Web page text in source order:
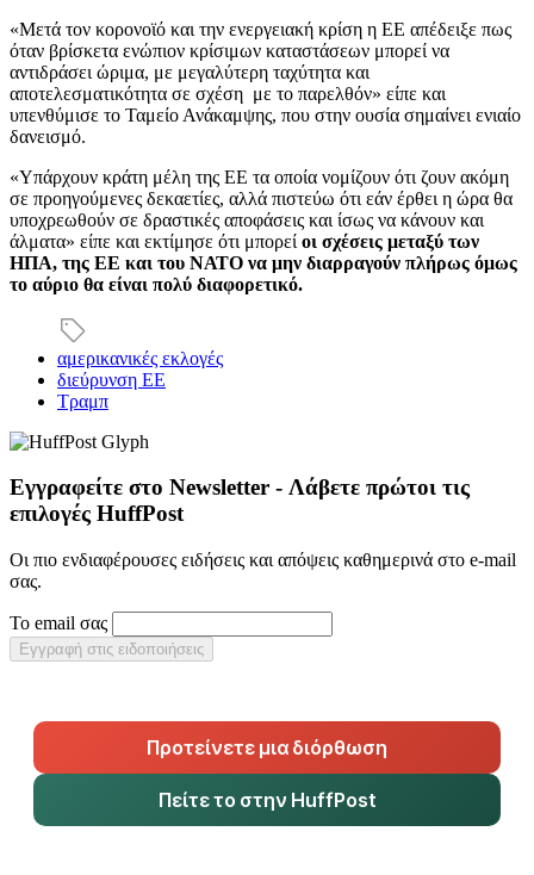
«Μετά τον κορονοϊό και την ενεργειακή κρίση η ΕΕ απέδειξε πως
όταν βρίσκετα ενώπιον κρίσιμων καταστάσεων μπορεί να
αντιδράσει ώριμα, με μεγαλύτερη ταχύτητα και
αποτελεσματικότητα σε σχέση με το παρελθόν» είπε και
υπενθύμισε το Ταμείο Ανάκαμψης, που στην ουσία σημαίνει ενιαίο
δανεισμό.
«Υπάρχουν κράτη μέλη της ΕΕ τα οποία νομίζουν ότι ζουν ακόμη
σε προηγούμενες δεκαετίες, αλλά πιστεύω ότι εάν έρθει η ώρα θα
υποχρεωθούν σε δραστικές αποφάσεις και ίσως να κάνουν και
άλματα» είπε και εκτίμησε ότι μπορεί οι σχέσεις μεταξύ των
ΗΠΑ, της ΕΕ και του ΝΑΤΟ να μην διαρραγούν πλήρως όμως
το αύριο θα είναι πολύ διαφορετικό.
αμερικανικές εκλογές
διεύρυνση ΕΕ
Τραμπ
Εγγραφείτε στο Newsletter - Λάβετε πρώτοι τις
επιλογές HuffPost
Οι πιο ενδιαφέρουσες ειδήσεις και απόψεις καθημερινά στο e-mail
σας.
Το email σας
Εγγραφή στις ειδοποιήσεις
Προτείνετε μια διόρθωση
Πείτε το στην HuffPost